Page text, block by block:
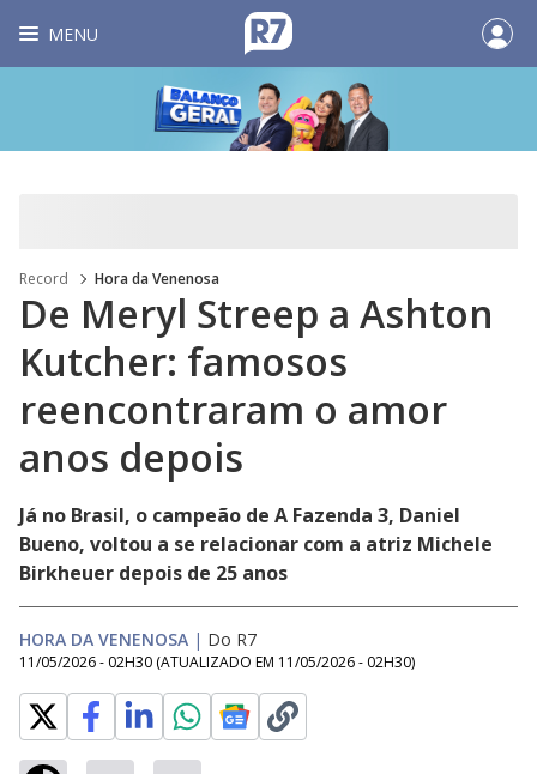
MENU
Record Hora da Venenosa
De Meryl Streep a Ashton
Kutcher: famosos
reencontraram o amor
anos depois
Já no Brasil, o campeão de A Fazenda 3, Daniel
Bueno, voltou a se relacionar com a atriz Michele
Birkheuer depois de 25 anos
HORA DA VENENOSA | Do R7
11/05/2026 - 02H30 (ATUALIZADO EM 11/05/2026 - 02H30)